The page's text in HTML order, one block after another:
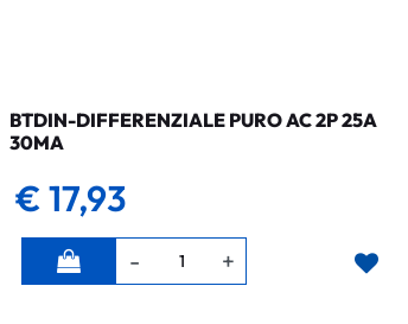
BTDIN-DIFFERENZIALE PURO AC 2P 25A
30MA
€ 17,93
Quantità